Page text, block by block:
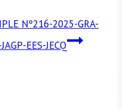
Nº216-2025-GRA-
EES-JECQ